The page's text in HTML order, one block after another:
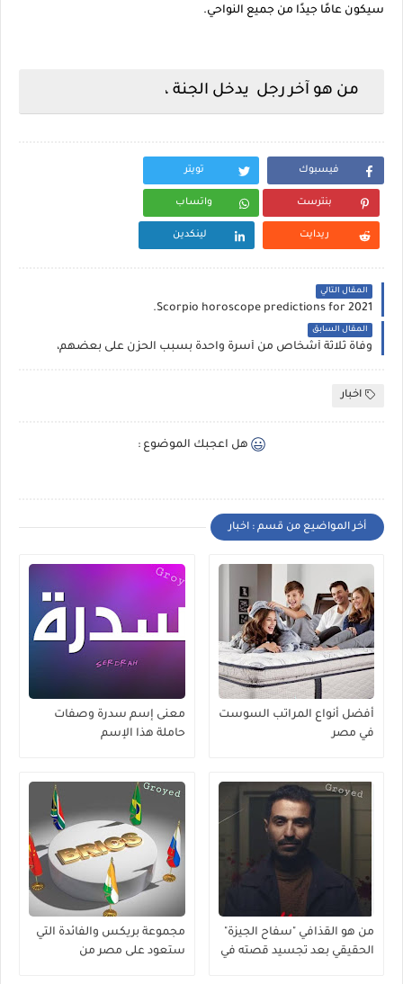
سيكون عامًا جيدًا من جميع النواحي.
من هو آخر رجل يدخل الجنة ،
فيسبوك تويتر
بنترست واتساب
ريدايت لينكدين
المقال التالي
Scorpio horoscope predictions for 2021.
المقال السابق
وفاة ثلاثة أشخاص من أسرة واحدة بسبب الحزن على بعضهم،
اخبار
هل اعجبك الموضوع :
أخر المواضيع من قسم : اخبار
أفضل أنواع المراتب السوست
في مصر
معنى إسم سدرة وصفات
حاملة هذا الإسم
من هو القذافي "سفاح الجيزة"
الحقيقي بعد تجسيد قصته في
مجموعة بريكس والفائدة التي
ستعود على مصر من